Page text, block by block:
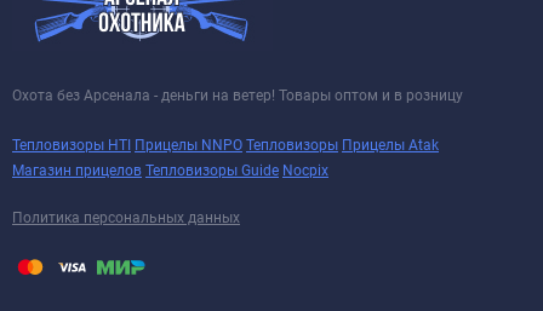
Охота без Арсенала - деньги на ветер! Товары оптом и в розницу
Тепловизоры HTI Прицелы NNPO Тепловизоры Прицелы Atak
Магазин прицелов Тепловизоры Guide Nocpix
Политика персональных данных